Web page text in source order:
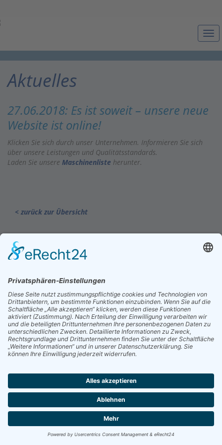
Aktuelles
27.06.2018: Es ist soweit – unsere neue
Website ist online!
Klicken Sie sich durch unser Unternehmen. Informieren Sie sich
über unsere Leistungen und Qualitätsstandards.
Laden Sie unsere Maschinenliste herunter.
< zurück zur Übersicht
© 2025 Kienle GmbH
40 Jahre Kienle >>>
Downloadbereich|Impressum|Datenschutz